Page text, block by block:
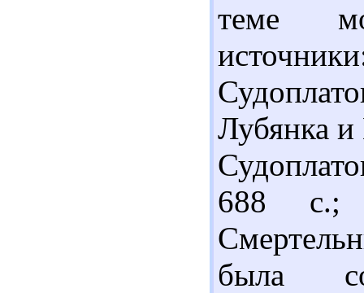
теме
Лубянка
688 с.;
была